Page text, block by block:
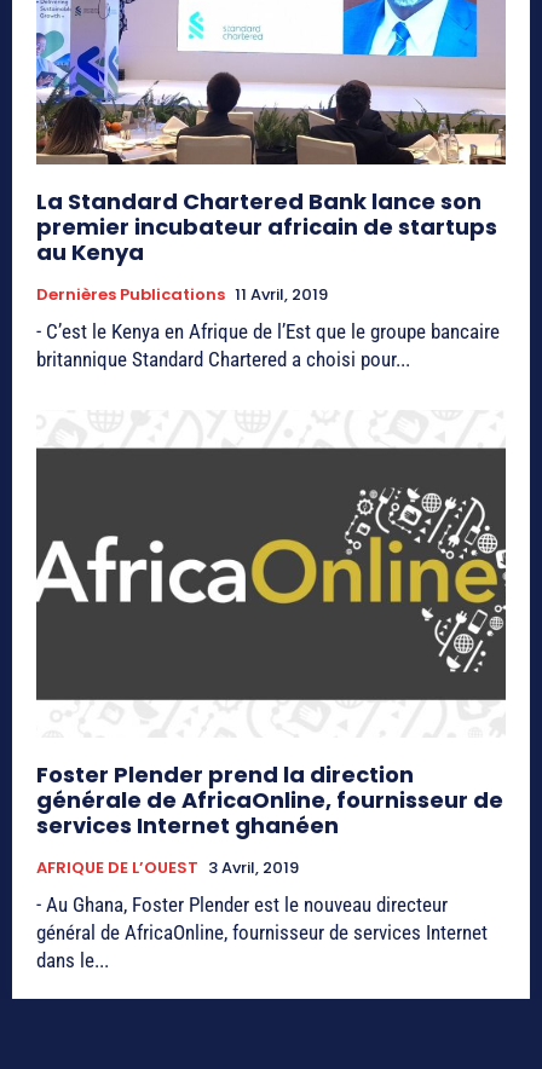
La Standard Chartered Bank lance son
premier incubateur africain de startups
au Kenya
Dernières Publications 11 Avril, 2019
- C’est le Kenya en Afrique de l’Est que le groupe bancaire
britannique Standard Chartered a choisi pour...
Foster Plender prend la direction
générale de AfricaOnline, fournisseur de
services Internet ghanéen
AFRIQUE DE L’OUEST 3 Avril, 2019
- Au Ghana, Foster Plender est le nouveau directeur
général de AfricaOnline, fournisseur de services Internet
dans le...